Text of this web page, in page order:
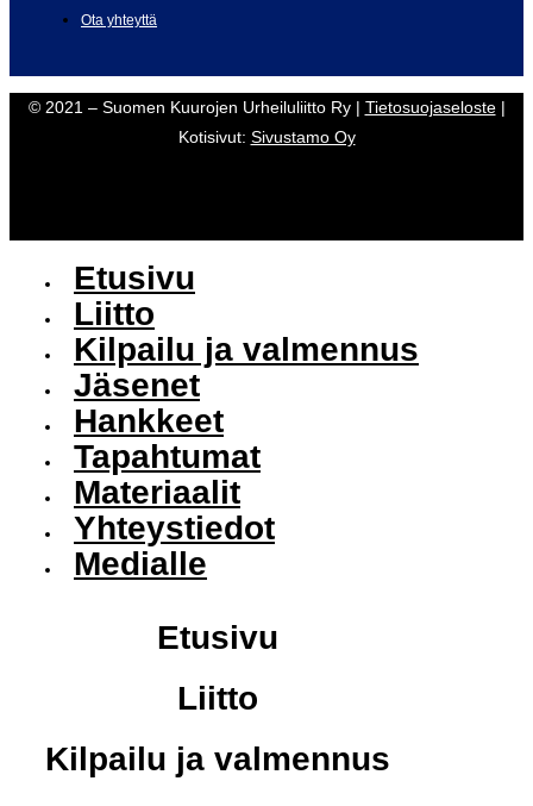
Ota yhteyttä
© 2021 – Suomen Kuurojen Urheiluliitto Ry | Tietosuojaseloste|
Kotisivut: Sivustamo Oy
Etusivu
Liitto
Kilpailu ja valmennus
Jäsenet
Hankkeet
Tapahtumat
Materiaalit
Yhteystiedot
Medialle
Etusivu
Liitto
Kilpailu ja valmennus